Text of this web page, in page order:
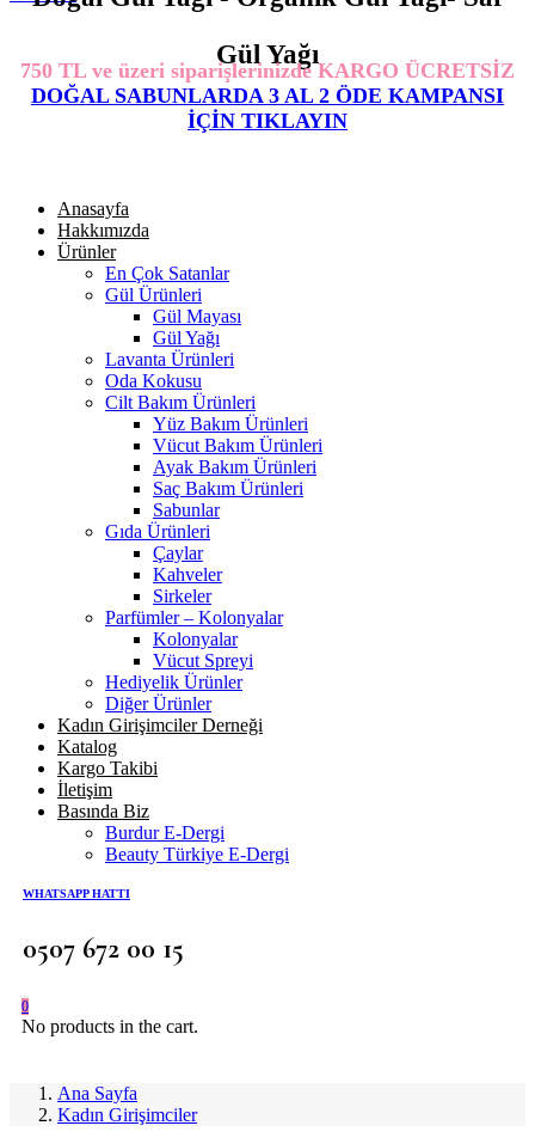
Gül Yağı
750 TL ve üzeri siparişlerinizde KARGO ÜCRETSİZ
DOĞAL SABUNLARDA 3 AL 2 ÖDE KAMPANSI
İÇİN TIKLAYIN
Anasayfa
Hakkımızda
Ürünler
En Çok Satanlar
Gül Ürünleri
Gül Mayası
Gül Yağı
Lavanta Ürünleri
Oda Kokusu
Cilt Bakım Ürünleri
Yüz Bakım Ürünleri
Vücut Bakım Ürünleri
Ayak Bakım Ürünleri
Saç Bakım Ürünleri
Sabunlar
Gıda Ürünleri
Çaylar
Kahveler
Sirkeler
Parfümler – Kolonyalar
Kolonyalar
Vücut Spreyi
Hediyelik Ürünler
Diğer Ürünler
Kadın Girişimciler Derneği
Katalog
Kargo Takibi
İletişim
Basında Biz
Burdur E-Dergi
Beauty Türkiye E-Dergi
WHATSAPP HATTI
0507 672 00 15
0
No products in the cart.
Ana Sayfa
Kadın Girişimciler